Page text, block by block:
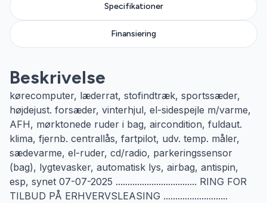
Specifikationer
Finansiering
Beskrivelse
kørecomputer, læderrat, stofindtræk, sportssæder,
højdejust. forsæder, vinterhjul, el-sidespejle m/varme,
AFH, mørktonede ruder i bag, aircondition, fuldaut.
klima, fjernb. centrallås, fartpilot, udv. temp. måler,
sædevarme, el-ruder, cd/radio, parkeringssensor
(bag), lygtevasker, automatisk lys, airbag, antispin,
esp, synet 07-07-2025 .................................. RING FOR
TILBUD PÅ ERHVERVSLEASING ...........................